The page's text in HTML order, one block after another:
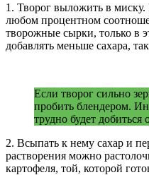
1. Творог выложить в миску.
любом процентном
творожные сырки, только в
добавлять меньше сахара,
Если творог сильно
пробить блендером.
трудно будет добиться
2. Всыпать к нему сахар и
растворения можно
картофеля, той, которой